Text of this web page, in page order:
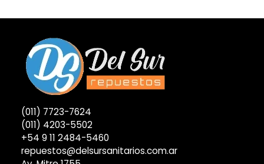
(011) 7723-7624
(011) 4203-5502
+54 9 11 2484-5460
repuestos@delsursanitarios.com.ar